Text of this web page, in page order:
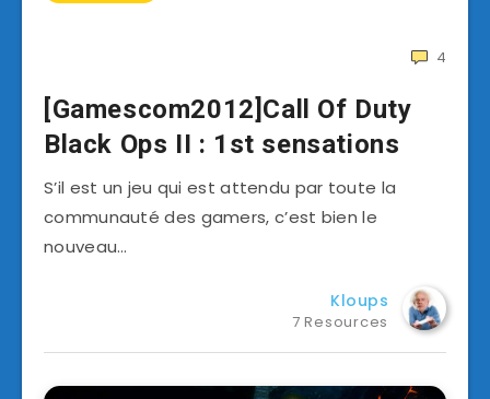
4
[Gamescom2012]Call Of Duty
Black Ops II : 1st sensations
S’il est un jeu qui est attendu par toute la
communauté des gamers, c’est bien le
nouveau…
Kloups
7 Resources